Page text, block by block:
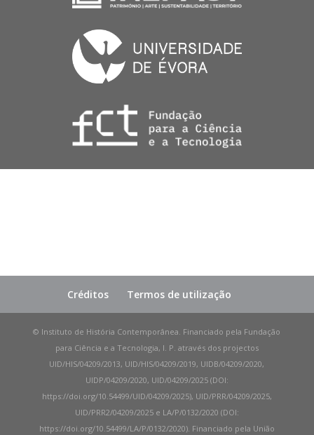
Créditos Termos de utilização
© Instituto de História Contemporânea. Financiado pela Fundação
para Ciência e a Tecnologia, I. P. através dos projectos
UID/HIS/04209/2013, UID/HIS/04209/2019, UIDB/04209/2020,
UIDP/04209/2020, UID/04209/2025 (DOI:
https://doi.org/10.54499/UID/04209/2025), UID/PRR/04209/2025,
UID/PRR2/04209/2025 e LA/P/0132/2020 (DOI:
https://doi.org/10.54499/LA/P/0132/2020). Financiado pela União